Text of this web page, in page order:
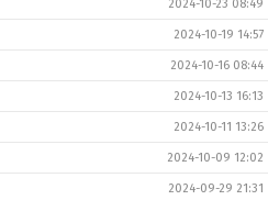
2024-10-23 08:49
2024-10-19 14:57
2024-10-16 08:44
2024-10-13 16:13
2024-10-11 13:26
2024-10-09 12:02
2024-09-29 21:31